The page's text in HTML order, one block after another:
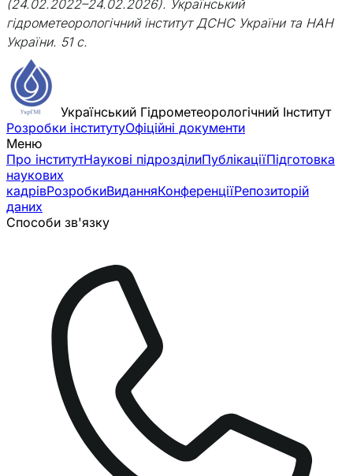
(24.02.2022–24.02.2026). Український
гідрометеорологічний інститут ДСНС України та НАН
України. 51 с.
Український Гідрометеорологічний Інститут
Розробки інститутуОфіційні документи
Меню
Про інститутНаукові підрозділиПублікаціїПідготовка
наукових
кадрівРозробкиВиданняКонференціїРепозиторій
даних
Способи зв'язку